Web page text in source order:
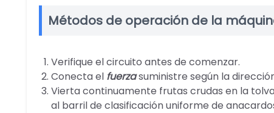
Métodos de operación de la
Verifique el circuito antes de comenzar.
Conecta el fuerzasuministre según la
Vierta continuamente frutas crudas en la
al barril de clasificación uniforme de